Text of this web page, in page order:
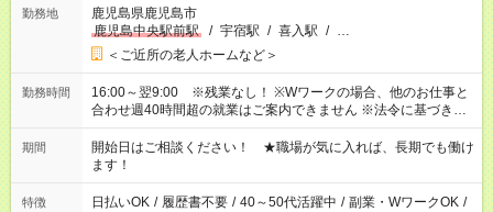
勤務地
鹿児島県鹿児島市
鹿児島中央駅前駅
/ 宇宿駅 / 喜入駅 / …
＜ご近所の老人ホームなど＞
勤務時間
16:00～翌9:00 ※残業なし！ ※Wワークの場合、他のお仕事と
合わせ週40時間超の就業はご案内できません ※法令に基づき、
週20時間以上勤務は社会保険への加入対象となります ※労働者
派遣法（日雇い派遣の原則禁止）により、短時間・短期間の就
業はご案内が難しい場合があります
期間
開始日はご相談ください！ ★職場が気に入れば、長期でも働け
ます！
特徴 日払いOK / 履歴書不要 / 40～50代活躍中 / 副業・WワークOK /